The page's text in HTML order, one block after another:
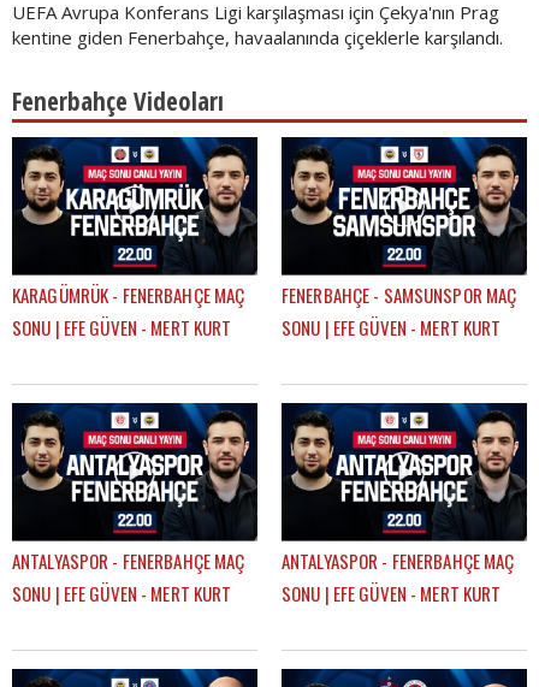
UEFA Avrupa Konferans Ligi karşılaşması için Çekya'nın Prag
kentine giden Fenerbahçe, havaalanında çiçeklerle karşılandı.
Fenerbahçe Videoları
KARAGÜMRÜK - FENERBAHÇE MAÇ
SONU | EFE GÜVEN - MERT KURT
FENERBAHÇE - SAMSUNSPOR MAÇ
SONU | EFE GÜVEN - MERT KURT
ANTALYASPOR - FENERBAHÇE MAÇ
SONU | EFE GÜVEN - MERT KURT
ANTALYASPOR - FENERBAHÇE MAÇ
SONU | EFE GÜVEN - MERT KURT